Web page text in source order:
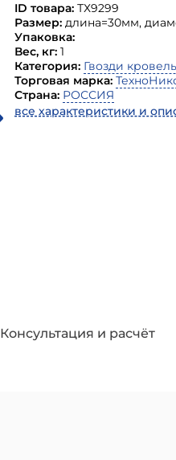
ID товара: ТХ9299
Размер: длина=30мм,
Упаковка:
Вес, кг: 1
Категория: Гвозди
Торговая марка:
Страна: РОССИЯ
все характеристики и
Консультация и расчёт